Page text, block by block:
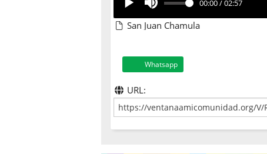
00:00/02:57
San Juan Chamula
Whatsapp
URL: